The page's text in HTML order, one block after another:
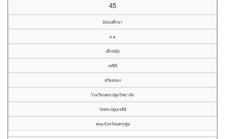
45
มัธยมศึกษา
ม.๑
เด็กหญิง
เตชินี
สร้อยทอง
โรงเรียนพระปฐมวิทยาลัย
วัดพระปฐมเจดีย์
คณะจังหวัดนครปฐม